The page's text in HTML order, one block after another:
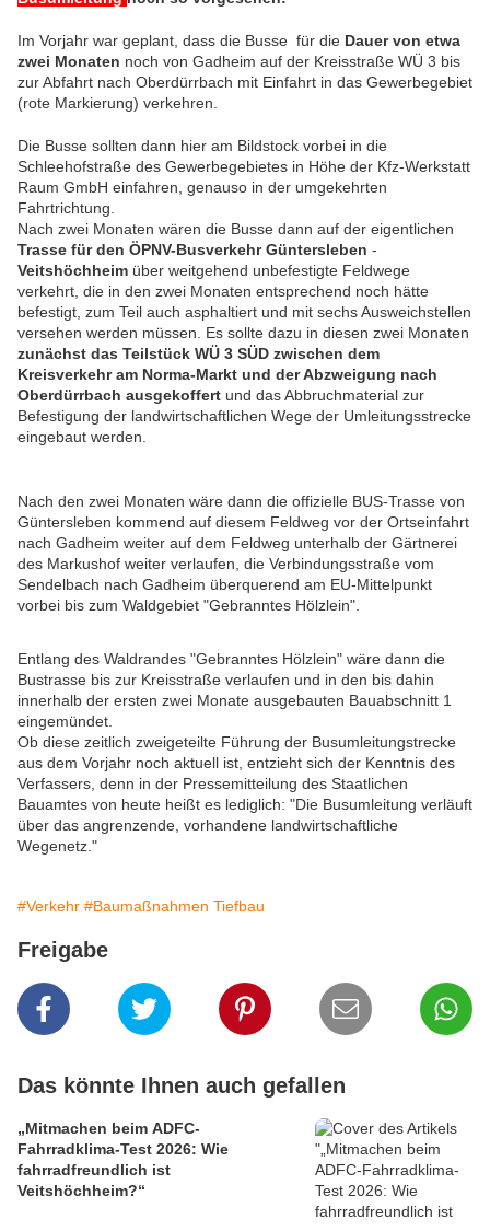
Im Vorjahr war geplant, dass die Busse für die Dauer von etwa
zwei Monaten noch von Gadheim auf der Kreisstraße WÜ 3 bis
zur Abfahrt nach Oberdürrbach mit Einfahrt in das Gewerbegebiet
(rote Markierung) verkehren.
Die Busse sollten dann hier am Bildstock vorbei in die
Schleehofstraße des Gewerbegebietes in Höhe der Kfz-Werkstatt
Raum GmbH einfahren, genauso in der umgekehrten
Fahrtrichtung.
Nach zwei Monaten wären die Busse dann auf der eigentlichen
Trasse für den ÖPNV-Busverkehr Güntersleben -
Veitshöchheim über weitgehend unbefestigte Feldwege
verkehrt, die in den zwei Monaten entsprechend noch hätte
befestigt, zum Teil auch asphaltiert und mit sechs Ausweichstellen
versehen werden müssen. Es sollte dazu in diesen zwei Monaten
zunächst das Teilstück WÜ 3 SÜD zwischen dem
Kreisverkehr am Norma-Markt und der Abzweigung nach
Oberdürrbach ausgekoffert und das Abbruchmaterial zur
Befestigung der landwirtschaftlichen Wege der Umleitungsstrecke
eingebaut werden.
Nach den zwei Monaten wäre dann die offizielle BUS-Trasse von
Güntersleben kommend auf diesem Feldweg vor der Ortseinfahrt
nach Gadheim weiter auf dem Feldweg unterhalb der Gärtnerei
des Markushof weiter verlaufen, die Verbindungsstraße vom
Sendelbach nach Gadheim überquerend am EU-Mittelpunkt
vorbei bis zum Waldgebiet "Gebranntes Hölzlein".
Entlang des Waldrandes "Gebranntes Hölzlein" wäre dann die
Bustrasse bis zur Kreisstraße verlaufen und in den bis dahin
innerhalb der ersten zwei Monate ausgebauten Bauabschnitt 1
eingemündet.
Ob diese zeitlich zweigeteilte Führung der Busumleitungstrecke
aus dem Vorjahr noch aktuell ist, entzieht sich der Kenntnis des
Verfassers, denn in der Pressemitteilung des Staatlichen
Bauamtes von heute heißt es lediglich: "Die Busumleitung verläuft
über das angrenzende, vorhandene landwirtschaftliche
Wegenetz."
#Verkehr #Baumaßnahmen Tiefbau
Freigabe
Das könnte Ihnen auch gefallen
„Mitmachen beim ADFC-
Fahrradklima-Test 2026: Wie
fahrradfreundlich ist
Veitshöchheim?“